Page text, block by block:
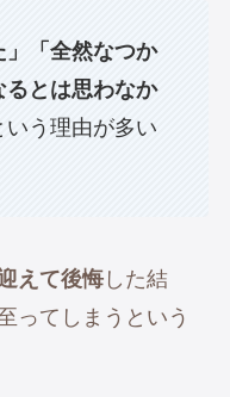
」「全然なつか
とは思わなか
いう理由が多い
えて後悔した結
ってしまうという